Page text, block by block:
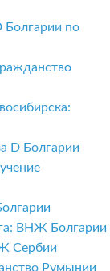
Болгарии по
D Болгарии
ВНЖ Болгарии
Сербии
Румынии